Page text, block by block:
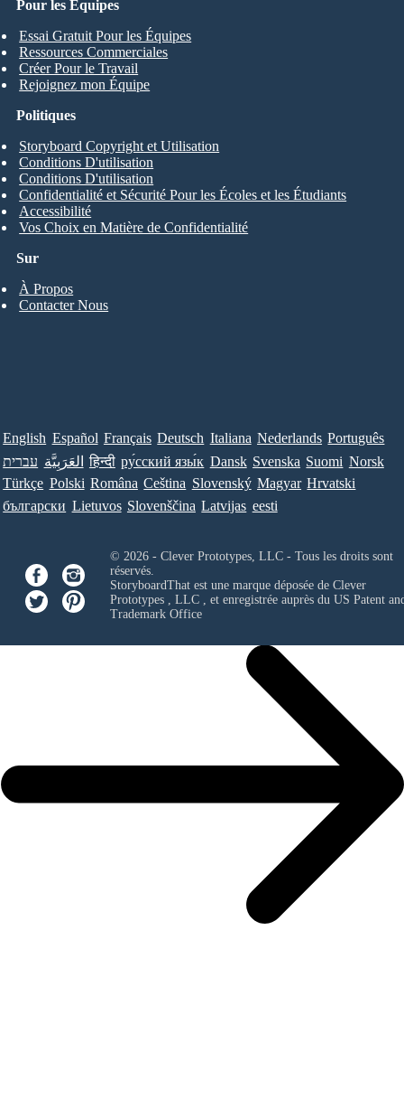
Pour les Équipes
Essai Gratuit Pour les Équipes
Ressources Commerciales
Créer Pour le Travail
Rejoignez mon Équipe
Sur
À Propos
Contacter Nous
Politiques
Storyboard Copyright et Utilisation
Conditions D'utilisation
Conditions D'utilisation
Confidentialité et Sécurité Pour les Écoles et les Étudiants
Accessibilité
Vos Choix en Matière de Confidentialité
English Español Français Deutsch Italiana Nederlands Português
עברית العَرَبِيَّة हिन्दी ру́сский язы́к Dansk Svenska Suomi Norsk
Türkçe Polski Româna Ceština Slovenský Magyar Hrvatski
български Lietuvos Slovenščina Latvijas eesti
© 2026 - Clever Prototypes, LLC - Tous les droits sont
réservés.
StoryboardThat est une marque déposée de Clever
Prototypes , LLC, et enregistrée auprès du US Patent
Trademark Office